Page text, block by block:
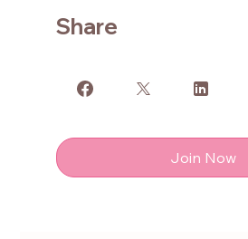
Share
Join Now